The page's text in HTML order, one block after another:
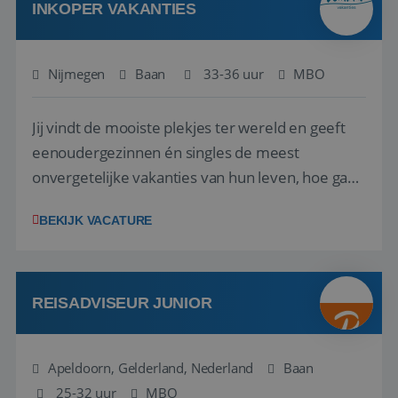
INKOPER VAKANTIES
Nijmegen Baan 33-36 uur MBO
Jij vindt de mooiste plekjes ter wereld en geeft
eenoudergezinnen én singles de meest
onvergetelijke vakanties van hun leven, hoe gaaf
net zo goed thuis is in een onderhandeling als op
in Europa? Dan is dit jouw kans. A...
BEKIJK VACATURE
REISADVISEUR JUNIOR
Apeldoorn, Gelderland, Nederland
Baan
25-32 uur
MBO